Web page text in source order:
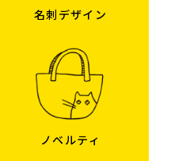
名刺デザイン
ノベルティ